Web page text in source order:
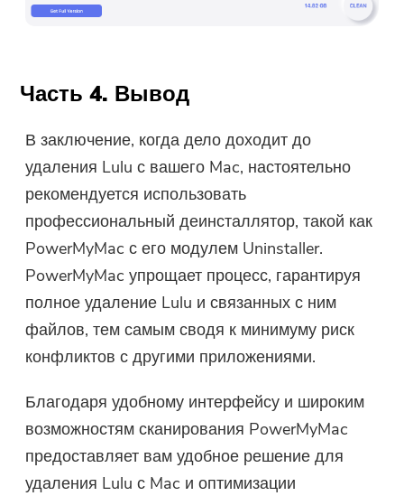
Часть 4. Вывод
В заключение, когда дело доходит до
удаления Lulu с вашего Mac, настоятельно
рекомендуется использовать
профессиональный деинсталлятор, такой как
PowerMyMac с его модулем Uninstaller.
PowerMyMac упрощает процесс, гарантируя
полное удаление Lulu и связанных с ним
файлов, тем самым сводя к минимуму риск
конфликтов с другими приложениями.
Благодаря удобному интерфейсу и широким
возможностям сканирования PowerMyMac
предоставляет вам удобное решение для
удаления Lulu с Mac и оптимизации